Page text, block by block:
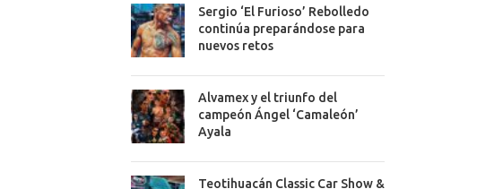
Sergio ‘El Furioso’ Rebolledo
continúa preparándose para
nuevos retos
Alvamex y el triunfo del
campeón Ángel ‘Camaleón’
Ayala
Teotihuacán Classic Car Show &